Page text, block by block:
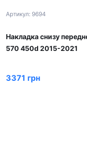
Артикул: 9694
Накладка снизу
570 450d 2015-2021
3371 грн